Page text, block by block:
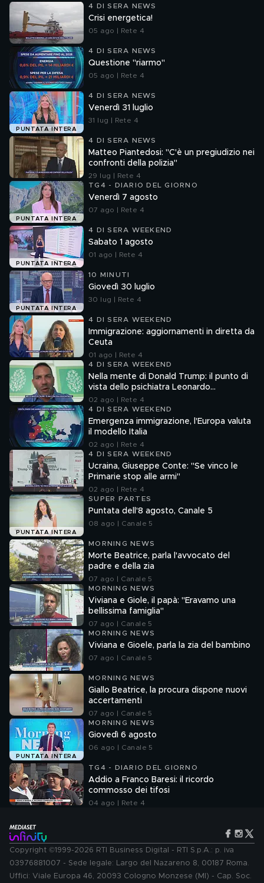
4 DI SERA NEWS
Crisi energetica!
05 ago | Rete 4
4 DI SERA NEWS
Questione "riarmo"
05 ago | Rete 4
PUNTATA INTERA
4 DI SERA NEWS
Venerdì 31 luglio
31 lug | Rete 4
4 DI SERA NEWS
Matteo Piantedosi: "C'è un pregiudizio nei
confronti della polizia"
29 lug | Rete 4
PUNTATA INTERA
TG4 - DIARIO DEL GIORNO
Venerdì 7 agosto
07 ago | Rete 4
PUNTATA INTERA
4 DI SERA WEEKEND
Sabato 1 agosto
01 ago | Rete 4
PUNTATA INTERA
10 MINUTI
Giovedì 30 luglio
30 lug | Rete 4
4 DI SERA WEEKEND
Immigrazione: aggiornamenti in diretta da
Ceuta
01 ago | Rete 4
4 DI SERA WEEKEND
Nella mente di Donald Trump: il punto di
vista dello psichiatra Leonardo
Mendolicchio
02 ago | Rete 4
4 DI SERA WEEKEND
Emergenza immigrazione, l'Europa valuta
il modello Italia
02 ago | Rete 4
4 DI SERA WEEKEND
Ucraina, Giuseppe Conte: "Se vinco le
Primarie stop alle armi"
02 ago | Rete 4
PUNTATA INTERA
SUPER PARTES
Puntata dell'8 agosto, Canale 5
08 ago | Canale 5
MORNING NEWS
Morte Beatrice, parla l'avvocato del
padre e della zia
07 ago | Canale 5
MORNING NEWS
Viviana e Giole, il papà: "Eravamo una
bellissima famiglia"
07 ago | Canale 5
MORNING NEWS
Viviana e Gioele, parla la zia del bambino
07 ago | Canale 5
MORNING NEWS
Giallo Beatrice, la procura dispone nuovi
accertamenti
07 ago | Canale 5
PUNTATA INTERA
MORNING NEWS
Giovedì 6 agosto
06 ago | Canale 5
TG4 - DIARIO DEL GIORNO
Addio a Franco Baresi: il ricordo
commosso dei tifosi
04 ago | Rete 4
Copyright ©1999-2026 RTI Business Digital - RTI S.p.A.: p. iva
03976881007 - Sede legale: Largo del Nazareno 8, 00187 Roma.
Uffici: Viale Europa 46, 20093 Cologno Monzese (MI) - Cap. Soc.